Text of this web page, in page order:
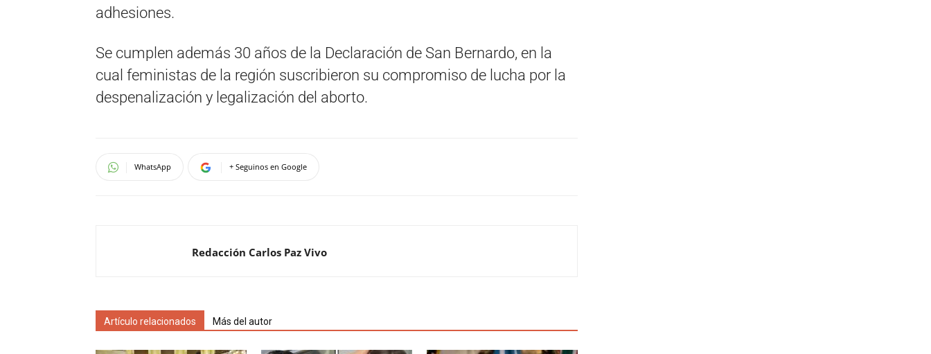
adhesiones.
Se cumplen además 30 años de la Declaración de San Bernardo, en la
cual feministas de la región suscribieron su compromiso de lucha por la
despenalización y legalización del aborto.
WhatsApp + Seguinos en Google
Redacción Carlos Paz Vivo
Artículo relacionados Más del autor